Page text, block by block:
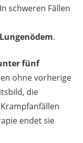
schweren Fällen
Lungenödem.
fünf
ohne vorherige
die
endet sie